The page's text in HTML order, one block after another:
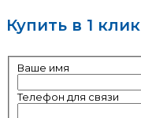
Купить в 1 клик
Ваше имя
Телефон для связи